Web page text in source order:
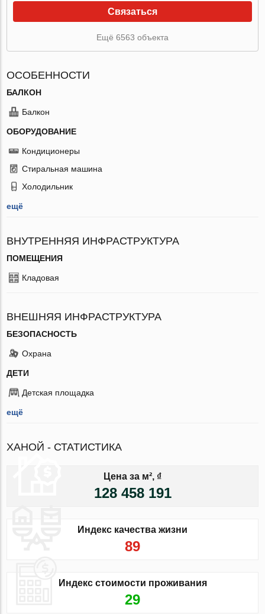
Связаться
Ещё 6563 объекта
ОСОБЕННОСТИ
БАЛКОН
Балкон
ОБОРУДОВАНИЕ
Кондиционеры
Стиральная машина
Холодильник
ещё
ВНУТРЕННЯЯ ИНФРАСТРУКТУРА
ПОМЕЩЕНИЯ
Кладовая
ВНЕШНЯЯ ИНФРАСТРУКТУРА
БЕЗОПАСНОСТЬ
Охрана
ДЕТИ
Детская площадка
ещё
ХАНОЙ - СТАТИСТИКА
Цена за м², ₫
128 458 191
Индекс качества жизни
89
Индекс стоимости проживания
29